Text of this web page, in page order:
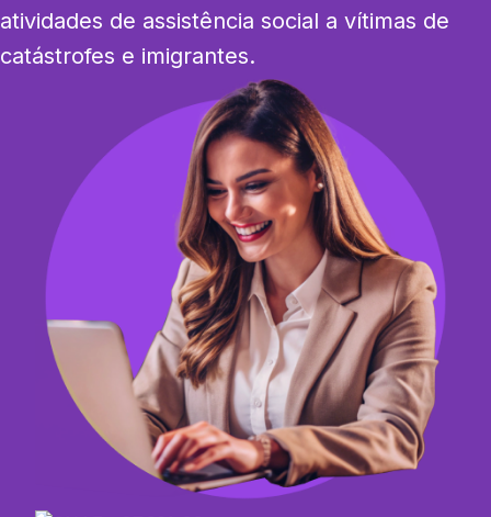
atividades de assistência social a vítimas de
catástrofes e imigrantes.